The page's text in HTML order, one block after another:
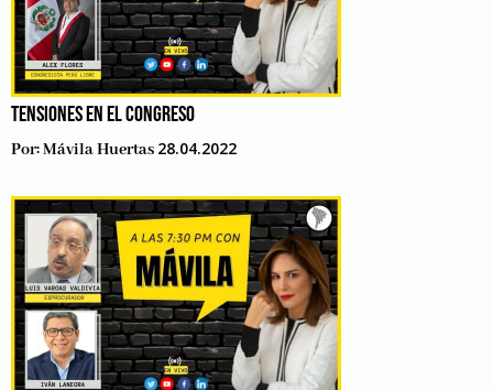
TENSIONES EN EL CONGRESO
Por:Mávila Huertas 28.04.2022